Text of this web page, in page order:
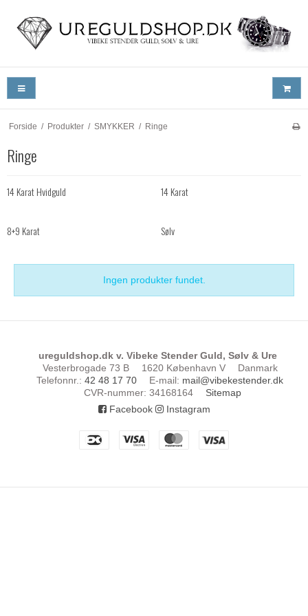
Forside / Produkter / SMYKKER / Ringe
Ringe
14 Karat Hvidguld 14 Karat
8+9 Karat Sølv
Ingen produkter fundet.
ureguldshop.dk v. Vibeke Stender Guld, Sølv & Ure
Vesterbrogade 73 B
1620 København V
Danmark
Telefonnr. : 42 48 17 70 E-mail: mail@vibekestender.dk
CVR-nummer: 34168164
Sitemap
Facebook
Instagram